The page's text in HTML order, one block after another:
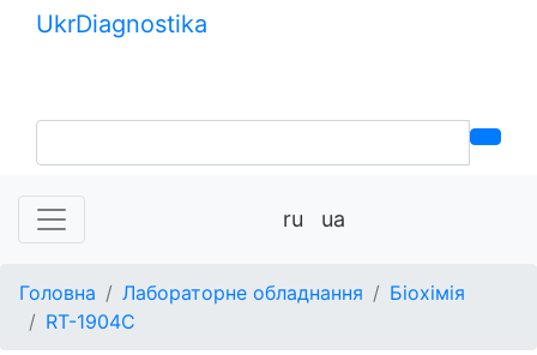
UkrDiagnostika
ru ua
Головна Лабораторне обладнання
Біохімія
RT-1904C